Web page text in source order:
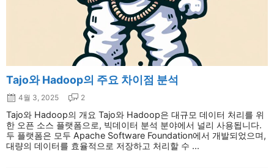
Tajo와 Hadoop의 주요 차이점 분석
4월 3, 2025 2
Tajo와 Hadoop의 개요 Tajo와 Hadoop은 대규모 데이터 처리를 위
한 오픈 소스 플랫폼으로, 빅데이터 분석 분야에서 널리 사용됩니다.
두 플랫폼은 모두 Apache Software Foundation에서 개발되었으며,
대량의 데이터를 효율적으로 저장하고 처리할 수 ...